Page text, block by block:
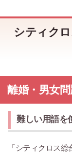
シティク
離婚・男女
難しい用語を
「シティクロス